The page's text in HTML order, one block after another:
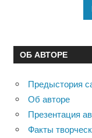
ОБ АВТОРЕ
Предыстория
Об авторе
Презентация
Факты